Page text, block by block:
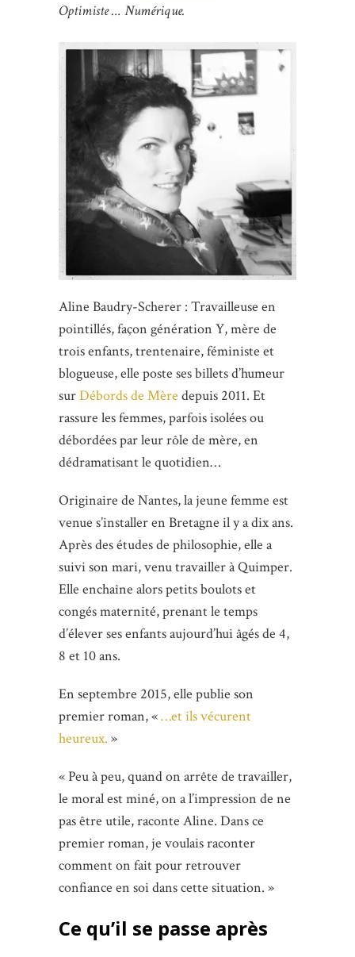
Optimiste … Numérique.
Aline Baudry-Scherer : Travailleuse en
pointillés, façon génération Y, mère de
trois enfants, trentenaire, féministe et
blogueuse, elle poste ses billets d’humeur
surDébords de Mère depuis 2011. Et
rassure les femmes, parfois isolées ou
débordées par leur rôle de mère, en
dédramatisant le quotidien…
Originaire de Nantes, la jeune femme est
venue s’installer en Bretagne il y a dix ans.
Après des études de philosophie, elle a
suivi son mari, venu travailler à Quimper.
Elle enchaîne alors petits boulots et
congés maternité, prenant le temps
d’élever ses enfants aujourd’hui âgés de 4,
8 et 10 ans.
En septembre 2015, elle publie son
premier roman, «…et ils vécurent
heureux. »
« Peu à peu, quand on arrête de travailler,
le moral est miné, on a l’impression de ne
pas être utile, raconte Aline. Dans ce
premier roman, je voulais raconter
comment on fait pour retrouver
confiance en soi dans cette situation. »
Ce qu’il se passe après